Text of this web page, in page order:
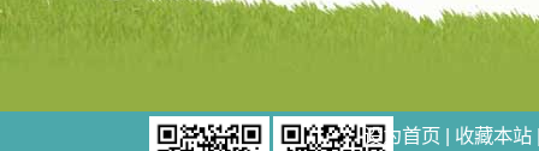
活，也立志不在这虚幻的尘世中寻求
安慰。我一读就是几个钟头，累了就
和他们一起赞颂吾主，想到那使我欣
喜欢乐的甜蜜的相会，这世界对于我
设为首页 | 收藏本站